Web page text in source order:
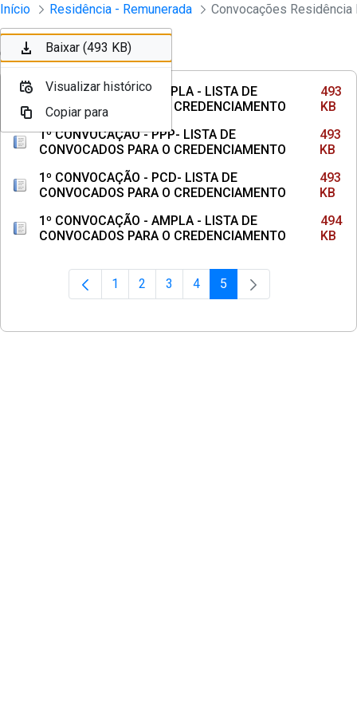
Pular para o Conteúdo principal
Divisão Minima - Escola Superior
Início Residência - Remunerada Convocações
Ordenar Filtro
2º CONVOCAÇÃO - AMPLA - LISTA DE
CONVOCADOS PARA O CREDENCIAMENTO
493
KB
1º CONVOCAÇÃO - PPP- LISTA DE
CONVOCADOS PARA O CREDENCIAMENTO
493
KB
1º CONVOCAÇÃO - PCD- LISTA DE
CONVOCADOS PARA O CREDENCIAMENTO
493
KB
1º CONVOCAÇÃO - AMPLA - LISTA DE
CONVOCADOS PARA O CREDENCIAMENTO
494
KB
Página
1 Página
2 Página
3 Página
4 Página
5
Baixar (493 KB)
Visualizar histórico
Copiar para
Baixar (493 KB)
Visualizar histórico
Copiar para